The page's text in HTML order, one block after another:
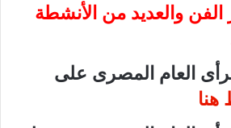
الفن والعديد من الأنشطة
العام المصرى على
هنا